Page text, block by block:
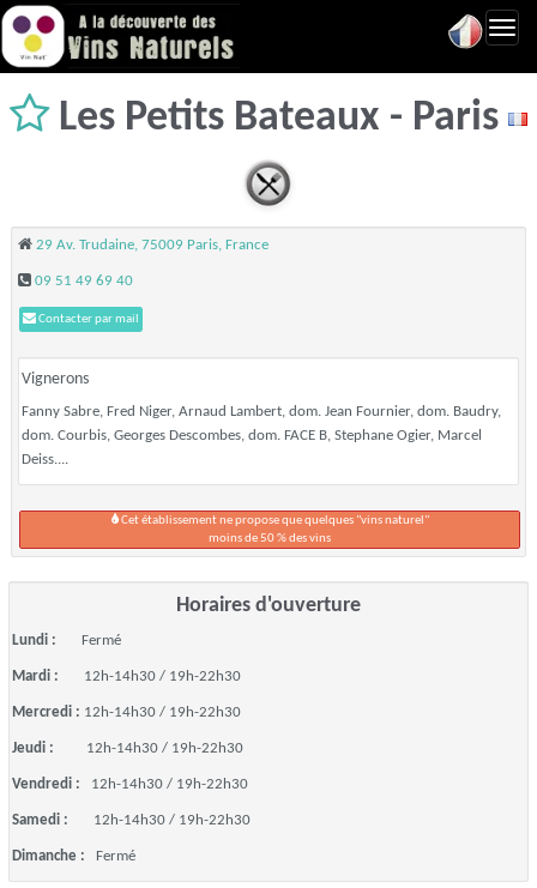
Les Petits Bateaux - Paris
29 Av. Trudaine, 75009 Paris, France
09 51 49 69 40
Contacter par mail
Vignerons
Fanny Sabre, Fred Niger, Arnaud Lambert, dom. Jean Fournier, dom. Baudry,
dom. Courbis, Georges Descombes, dom. FACE B, Stephane Ogier, Marcel
Deiss....
Cet établissement ne propose que quelques "vins naturel"
moins de 50 % des vins
Horaires d'ouverture
Lundi : Fermé
Mardi : 12h-14h30 / 19h-22h30
Mercredi : 12h-14h30 / 19h-22h30
Jeudi : 12h-14h30 / 19h-22h30
Vendredi : 12h-14h30 / 19h-22h30
Samedi : 12h-14h30 / 19h-22h30
Dimanche : Fermé